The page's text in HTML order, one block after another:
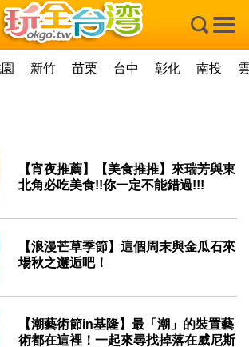
×
新竹 苗栗 台中 彰化 南投
【宵夜推薦】【美食推推】來瑞芳與東
北角必吃美食!!你一定不能錯過!!!
2022-09-02
【浪漫芒草季節】這個周末與金瓜石來
場秋之邂逅吧！
2020-10-23
【潮藝術節in基隆】最「潮」的裝置藝
術都在這裡！一起來尋找掉落在威尼斯